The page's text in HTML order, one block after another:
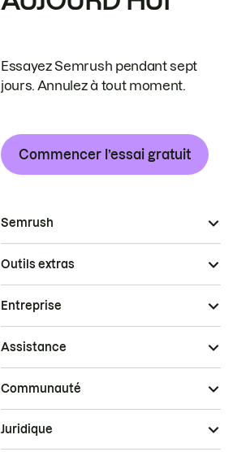
Essayez Semrush pendant sept
jours. Annulez à tout moment.
Commencer l’essai gratuit
Semrush
Outils extras
Entreprise
Assistance
Communauté
Juridique